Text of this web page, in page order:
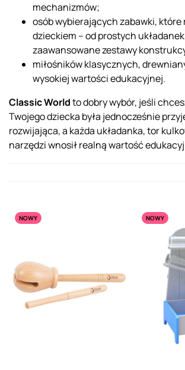
mechanizmów;
osób wybierających zabawki, które
dzieckiem – od prostych
zaawansowane zestawy
miłośników klasycznych,
wysokiej wartości edukacyjnej.
Classic Worldto dobry wybór, jeśli
Twojego dziecka była jednocześnie
rozwijająca, a każda układanka, tor
narzędzi wnosił realną wartość
NOWY NOWY